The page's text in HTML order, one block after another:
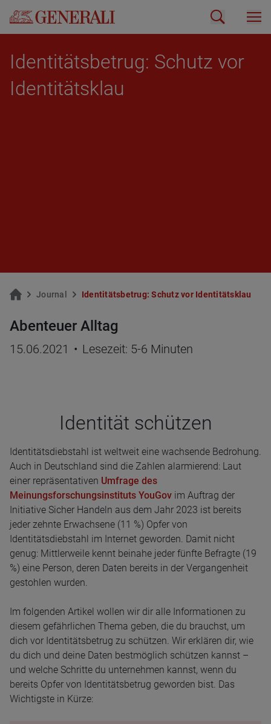
Iden­ti­täts­be­trug: Schutz vor
Iden­ti­täts­klau
Jour­nal Iden­ti­täts­be­trug: Schutz vor Iden­ti­täts­klau
Abenteuer Alltag
15.06.2021 • Lesezeit: 5-6 Minuten
Iden­ti­tät schüt­zen
Identitätsdiebstahl ist weltweit eine wachsende Bedrohung.
Auch in Deutschland sind die Zahlen alarmierend: Laut
einer repräsentativen Umfrage des
Meinungsforschungsinstituts YouGov im Auftrag der
Initiative Sicher Handeln aus dem Jahr 2023 ist bereits
jeder zehnte Erwachsene (11 %) Opfer von
Identitätsdiebstahl im Internet geworden. Damit nicht
genug: Mittlerweile kennt beinahe jeder fünfte Befragte (19
%) eine Person, deren Daten bereits in der Vergangenheit
gestohlen wurden.
Im folgenden Artikel wollen wir dir alle Informationen zu
diesem gefährlichen Thema geben, die du brauchst, um
dich vor Identitätsbetrug zu schützen. Wir erklären dir, wie
du dich und deine Daten bestmöglich schützen kannst –
und welche Schritte du unternehmen kannst, wenn du
bereits Opfer von Identitätsbetrug geworden bist. Das
Wichtigste in Kürze: